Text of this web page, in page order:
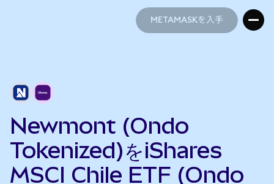
METAMASKを入手
Newmont (Ondo
Tokenized)をiShares
MSCI Chile ETF (Ondo